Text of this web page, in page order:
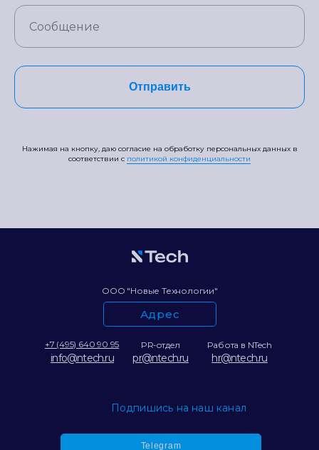
Отправить
Нажимая на кнопку, даю согласие на обработку персональных данных в
соответствии c политикой конфиденциальности
info@ntech.ru
+7 (495) 640 90 95
Подпишись на наш канал
pr@ntech.ru
PR-отдел
hr@ntech.ru
Работа в NTech
ООО "Новые Технологии"
Адрес
Telegram